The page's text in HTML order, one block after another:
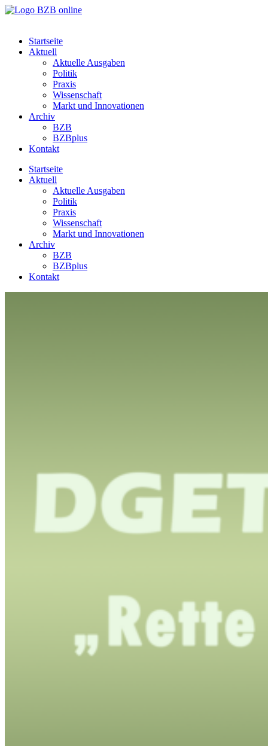
Startseite
Aktuell
Aktuelle Ausgaben
Politik
Praxis
Wissenschaft
Markt und Innovationen
Archiv
BZB
BZBplus
Kontakt
Startseite
Aktuell
Aktuelle Ausgaben
Politik
Praxis
Wissenschaft
Markt und Innovationen
Archiv
BZB
BZBplus
Kontakt